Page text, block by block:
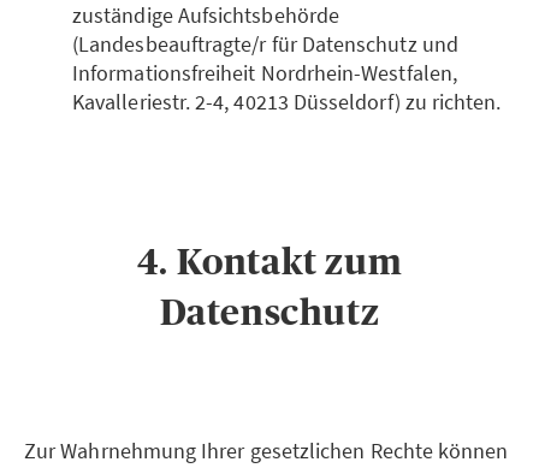
zuständige Aufsichtsbehörde
(Landesbeauftragte/r für Datenschutz und
Informationsfreiheit Nordrhein-Westfalen,
Kavalleriestr. 2-4, 40213 Düsseldorf) zu richten.
4. Kontakt zum
Datenschutz
Zur Wahrnehmung Ihrer gesetzlichen Rechte können